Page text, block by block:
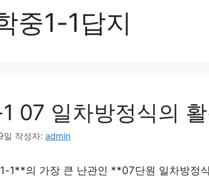
중1-1답지
07 일차방정식의
일 작성자: admin
1**의 가장 큰 난관인 **07단원 일차방정